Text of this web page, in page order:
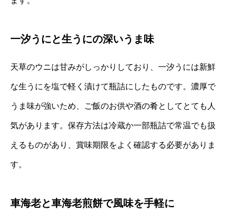
一汐うにと生うにの深いうま味
天草のウニは甘みがしっかりしており、一汐うには新鮮
な生うにを塩で軽く漬けて瓶詰にしたものです。濃厚で
うま味が強いため、ご飯のお供や酒の肴としてとても人
気があります。保存方法は冷蔵か一部瓶詰で常温でも扱
えるものがあり、賞味期限をよく確認する必要がありま
す。
車海老と車海老煎餅で風味を手軽に